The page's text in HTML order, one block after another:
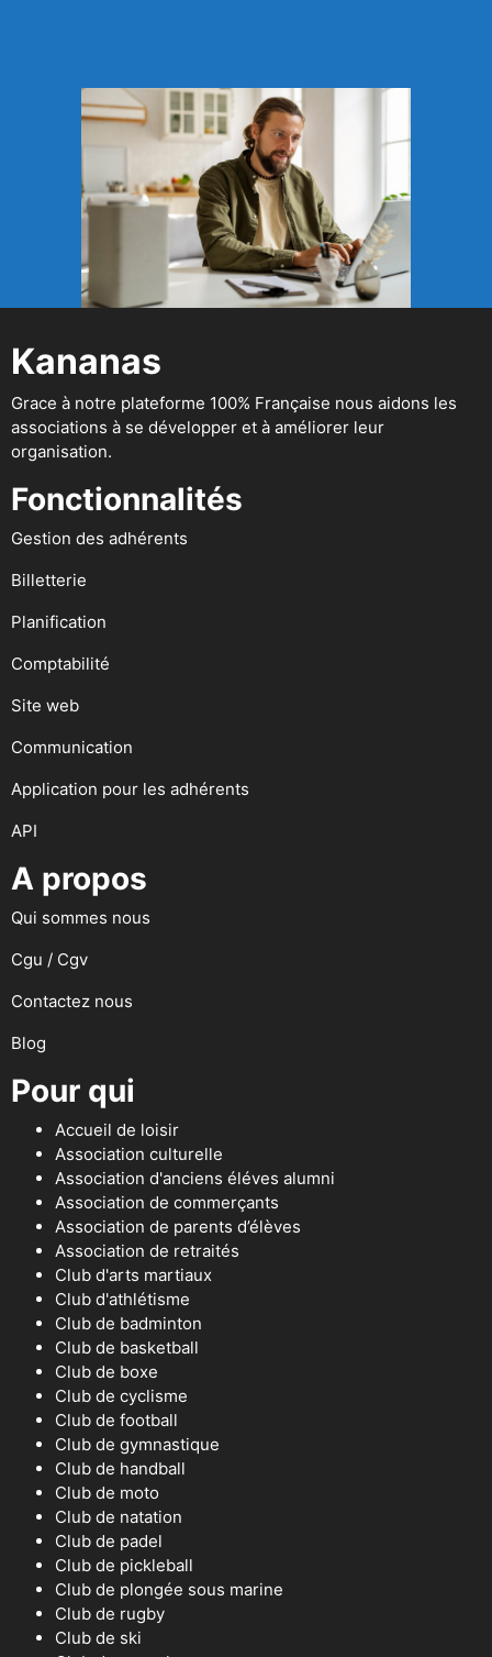
Kananas
Grace à notre plateforme 100% Française nous aidons les
associations à se développer et à améliorer leur
organisation.
Fonctionnalités
Gestion des adhérents
Billetterie
Planification
Comptabilité
Site web
Communication
Application pour les adhérents
API
A propos
Qui sommes nous
Cgu / Cgv
Contactez nous
Blog
Pour qui
Accueil de loisir
Association culturelle
Association d'anciens éléves alumni
Association de commerçants
Association de parents d’élèves
Association de retraités
Club d'arts martiaux
Club d'athlétisme
Club de badminton
Club de basketball
Club de boxe
Club de cyclisme
Club de football
Club de gymnastique
Club de handball
Club de moto
Club de natation
Club de padel
Club de pickleball
Club de plongée sous marine
Club de rugby
Club de ski